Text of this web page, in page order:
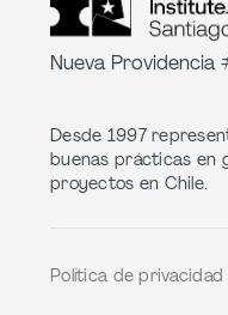
Nueva Providencia
Desde 1997
buenas prácticas en
proyectos en Chile.
Política de privacidad